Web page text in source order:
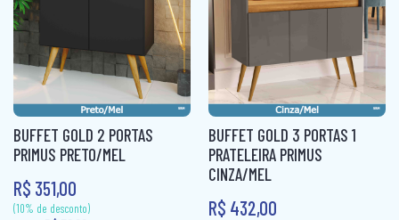
(10% de desconto)
ou 10xR$ 37,80sem juros R$ 37,80sem
BUFFET GOLD 2 PORTAS
PRIMUS PRETO/MEL
R$ 351,00
BUFFET GOLD 3 PORTAS 1
PRATELEIRA PRIMUS
CINZA/MEL
R$ 432,00